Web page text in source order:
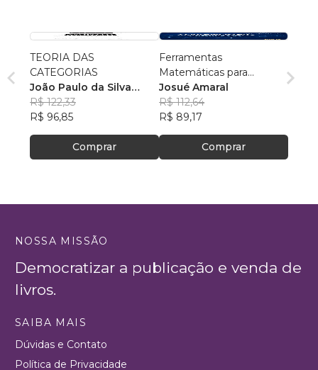
TEORIA DAS
CATEGORIAS
João Paulo da Silva
Pereira (Paulo Góis ou
Oaj Oluap)
R$ 122,33
R$ 96,85
Comprar
Ferramentas
Matemáticas para
Soluções de Problemas
Complexos
Josué Amaral
R$ 112,64
R$ 89,17
Comprar
NOSSA MISSÃO
Democratizar a publicação e venda de
livros.
SAIBA MAIS
Dúvidas e Contato
Política de Privacidade